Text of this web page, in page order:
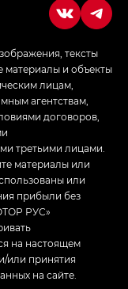
тексты
материалы и объекты
лицам,
агентствам,
договоров,
третьими лицами.
материалы или
или
прибыли без
РУС»
на настоящем
или принятия
на сайте.